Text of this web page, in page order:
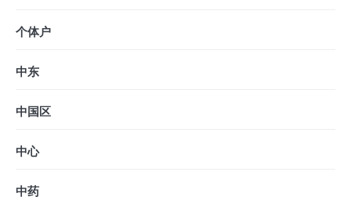
个体户
中东
中国区
中心
中药